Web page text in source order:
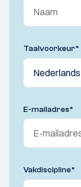
Taalvoorkeur*
E-mailadres*
Vakdiscipline*